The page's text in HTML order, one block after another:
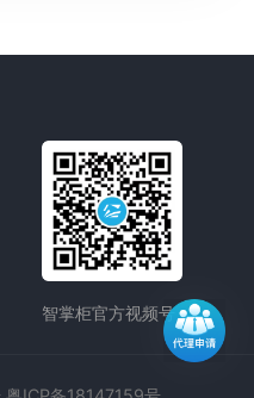
智掌柜官方视频号